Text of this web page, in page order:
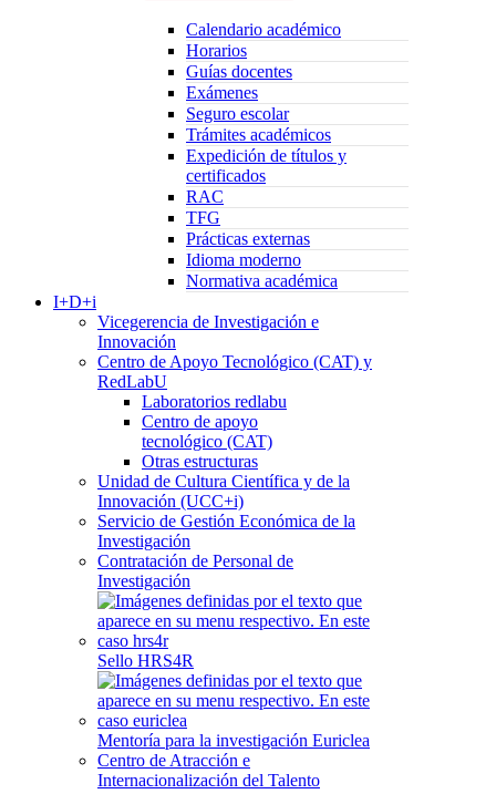
Calendario académico
Horarios
Guías docentes
Exámenes
Seguro escolar
Trámites académicos
Expedición de títulos y
certificados
RAC
TFG
Prácticas externas
Idioma moderno
Normativa académica
I+D+i
Vicegerencia de Investigación e
Innovación
Centro de Apoyo Tecnológico (CAT) y
RedLabU
Laboratorios redlabu
Centro de apoyo
tecnológico (CAT)
Otras estructuras
Unidad de Cultura Científica y de la
Innovación (UCC+i)
Servicio de Gestión Económica de la
Investigación
Contratación de Personal de
Investigación
Sello HRS4R
Mentoría para la investigación Euriclea
Centro de Atracción e
Internacionalización del Talento